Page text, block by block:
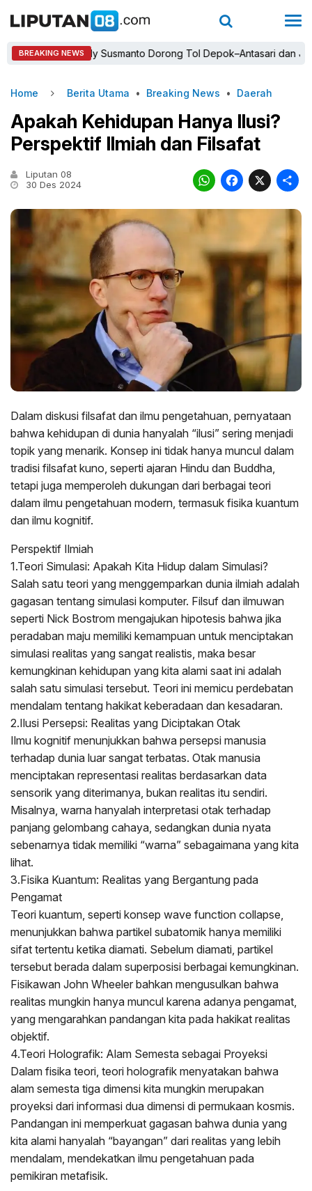
BREAKING NEWS
Rudy Susmanto Dorong Tol Depok–Antasari dan Jalan
Home Berita Utama • Breaking News • Daerah
Apakah Kehidupan Hanya Ilusi?
Perspektif Ilmiah dan Filsafat
Liputan 08
30 Des 2024
X
Dalam diskusi filsafat dan ilmu pengetahuan, pernyataan
bahwa kehidupan di dunia hanyalah “ilusi” sering menjadi
topik yang menarik. Konsep ini tidak hanya muncul dalam
tradisi filsafat kuno, seperti ajaran Hindu dan Buddha,
tetapi juga memperoleh dukungan dari berbagai teori
dalam ilmu pengetahuan modern, termasuk fisika kuantum
dan ilmu kognitif.
Perspektif Ilmiah
1.Teori Simulasi: Apakah Kita Hidup dalam Simulasi?
Salah satu teori yang menggemparkan dunia ilmiah adalah
gagasan tentang simulasi komputer. Filsuf dan ilmuwan
seperti Nick Bostrom mengajukan hipotesis bahwa jika
peradaban maju memiliki kemampuan untuk menciptakan
simulasi realitas yang sangat realistis, maka besar
kemungkinan kehidupan yang kita alami saat ini adalah
salah satu simulasi tersebut. Teori ini memicu perdebatan
mendalam tentang hakikat keberadaan dan kesadaran.
2.Ilusi Persepsi: Realitas yang Diciptakan Otak
Ilmu kognitif menunjukkan bahwa persepsi manusia
terhadap dunia luar sangat terbatas. Otak manusia
menciptakan representasi realitas berdasarkan data
sensorik yang diterimanya, bukan realitas itu sendiri.
Misalnya, warna hanyalah interpretasi otak terhadap
panjang gelombang cahaya, sedangkan dunia nyata
sebenarnya tidak memiliki “warna” sebagaimana yang kita
lihat.
3.Fisika Kuantum: Realitas yang Bergantung pada
Pengamat
Teori kuantum, seperti konsep wave function collapse,
menunjukkan bahwa partikel subatomik hanya memiliki
sifat tertentu ketika diamati. Sebelum diamati, partikel
tersebut berada dalam superposisi berbagai kemungkinan.
Fisikawan John Wheeler bahkan mengusulkan bahwa
realitas mungkin hanya muncul karena adanya pengamat,
yang mengarahkan pandangan kita pada hakikat realitas
objektif.
4.Teori Holografik: Alam Semesta sebagai Proyeksi
Dalam fisika teori, teori holografik menyatakan bahwa
alam semesta tiga dimensi kita mungkin merupakan
proyeksi dari informasi dua dimensi di permukaan kosmis.
Pandangan ini memperkuat gagasan bahwa dunia yang
kita alami hanyalah “bayangan” dari realitas yang lebih
mendalam, mendekatkan ilmu pengetahuan pada
pemikiran metafisik.